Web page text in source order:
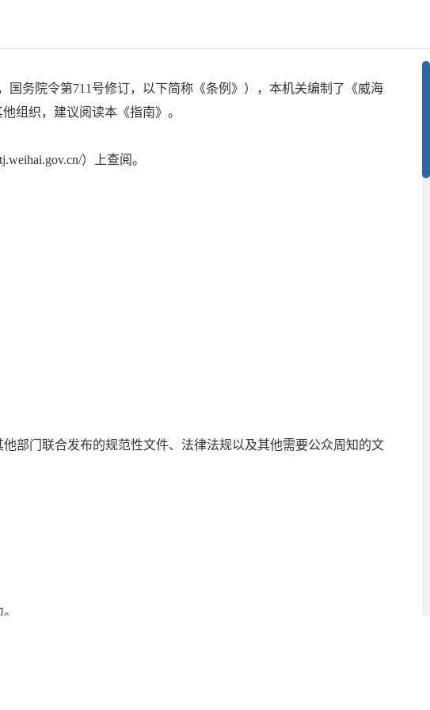
务院令第711号修订，以下简称《条例》），本机关编制了《威海
组织，建议阅读本《指南》。
）上查阅。
门联合发布的规范性文件、法律法规以及其他需要公众周知的文